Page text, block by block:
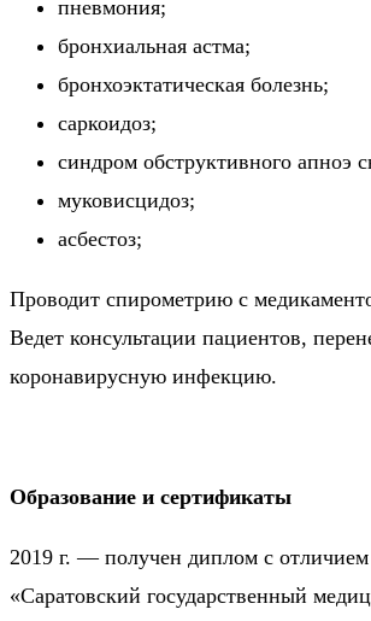
пневмония;
бронхиальная астма;
бронхоэктатическая болезнь;
саркоидоз;
синдром обструктивного апноэ
муковисцидоз;
асбестоз;
Проводит спирометрию с
Ведет консультации пациентов,
коронавирусную инфекцию.
Образование и сертификаты
2019 г. — получен диплом с
«Саратовский государственный